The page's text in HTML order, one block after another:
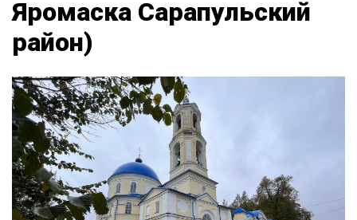
Яромаска Сарапульский
район)